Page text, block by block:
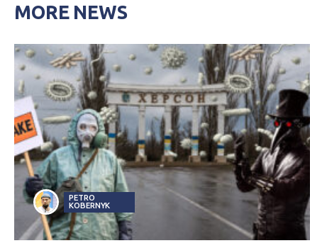
MORE NEWS
PETRO
KOBERNYK